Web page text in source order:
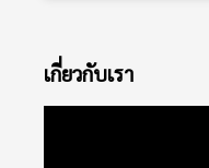
เกี่ยวกับเรา